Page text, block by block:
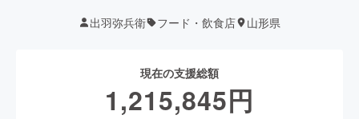
出羽弥兵衛 フード・飲食店 山形県
現在の支援総額
1,215,845円